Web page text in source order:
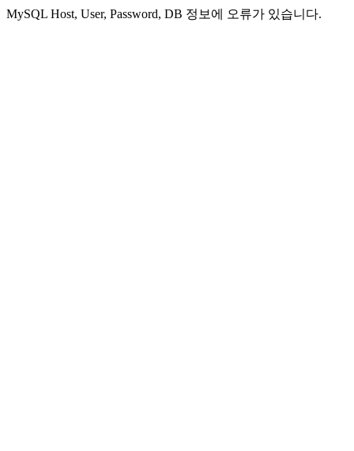
MySQL Host, User, Password, DB 정보에 오류가 있습니다.